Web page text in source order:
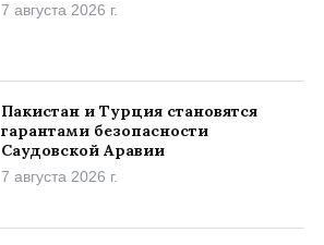
7 августа 2026 г.
Пакистан и Турция становятся
гарантами безопасности
Саудовской Аравии
7 августа 2026 г.